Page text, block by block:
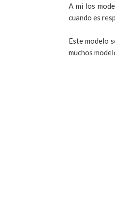
A mi los
cuando es
Este modelo
muchos